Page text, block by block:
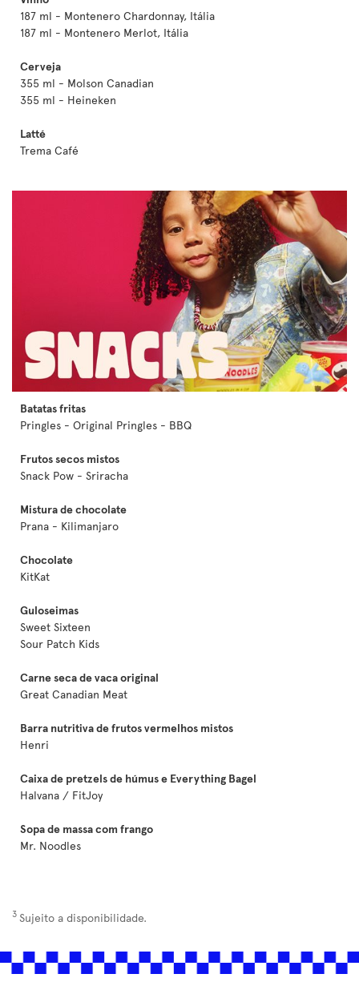
187 ml - Montenero Chardonnay, Itália
187 ml - Montenero Merlot, Itália
Cerveja
355 ml - Molson Canadian
355 ml - Heineken
Latté
Trema Café
Batatas fritas
Pringles - Original Pringles - BBQ
Frutos secos mistos
Snack Pow - Sriracha
Mistura de chocolate
Prana - Kilimanjaro
Chocolate
KitKat
Guloseimas
Sweet Sixteen
Sour Patch Kids
Carne seca de vaca original
Great Canadian Meat
Barra nutritiva de frutos vermelhos mistos
Henri
Caixa de pretzels de húmus e Everything Bagel
Halvana / FitJoy
Sopa de massa com frango
Mr. Noodles
3 Sujeito a disponibilidade.